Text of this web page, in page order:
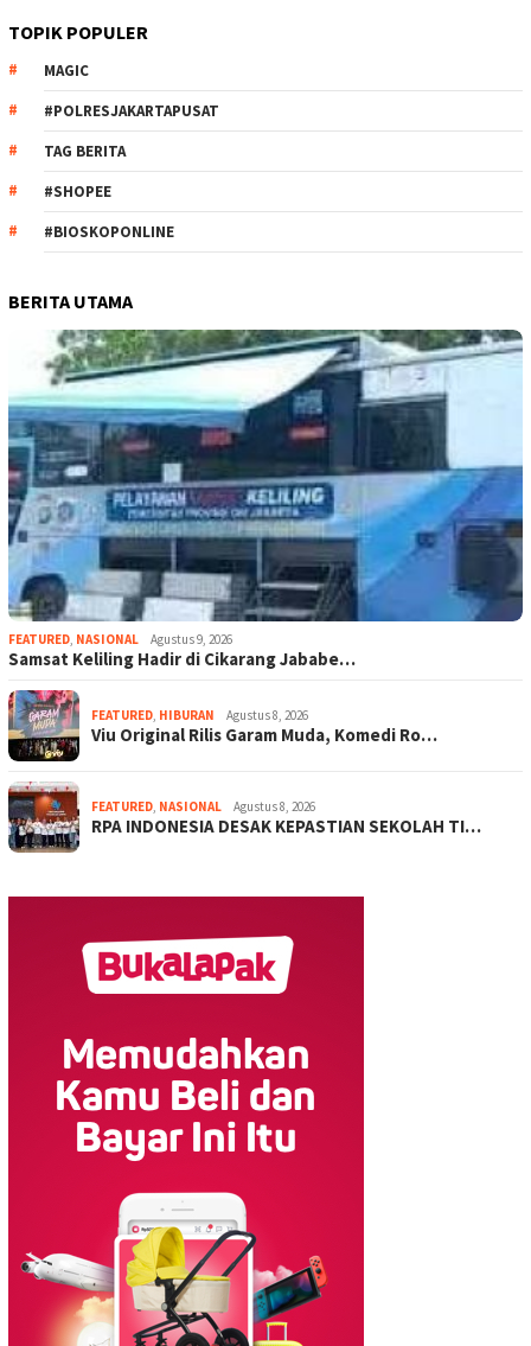
TOPIK POPULER
MAGIC
#POLRESJAKARTAPUSAT
TAG BERITA
#SHOPEE
#BIOSKOPONLINE
BERITA UTAMA
FEATURED NASIONAL Agustus 9, 2026
Samsat Keliling Hadir di Cikarang Jababe…
FEATURED HIBURAN Agustus 8, 2026
Viu Original Rilis Garam Muda, Komedi Ro…
FEATURED NASIONAL Agustus 8, 2026
RPA INDONESIA DESAK KEPASTIAN SEKOLAH TI…